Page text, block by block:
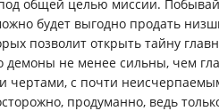
общей целью миссии.
будет выгодно продать
позволит открыть тайну
демоны не менее сильны, чем
чертами, с почти
продуманно, ведь